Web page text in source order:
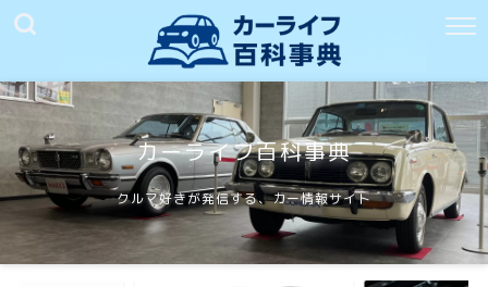
カーライフ百科事典
クルマ好きが発信する、カー情報サイト